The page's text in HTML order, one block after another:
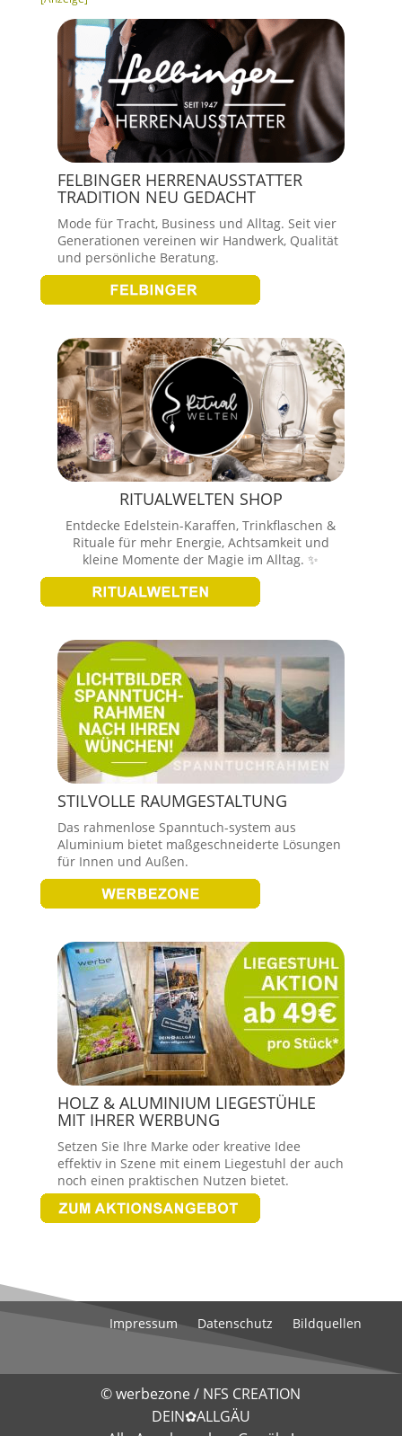
FELBINGER HERRENAUSSTATTER
TRADITION NEU GEDACHT
Mode für Tracht, Business und Alltag. Seit vier
Generationen vereinen wir Handwerk, Qualität
und persönliche Beratung.
RITUALWELTEN SHOP
Entdecke Edelstein-Karaffen, Trinkflaschen &
Rituale für mehr Energie, Achtsamkeit und
kleine Momente der Magie im Alltag. ✨
STILVOLLE RAUMGESTALTUNG
Das rahmenlose Spanntuch-system aus
Aluminium bietet maßgeschneiderte Lösungen
für Innen und Außen.
HOLZ & ALUMINIUM LIEGESTÜHLE
MIT IHRER WERBUNG
Setzen Sie Ihre Marke oder kreative Idee
effektiv in Szene mit einem Liegestuhl der auch
noch einen praktischen Nutzen bietet.
Impressum Datenschutz Bildquellen
©werbezone/ NFS CREATION
DEIN✿ALLGÄU